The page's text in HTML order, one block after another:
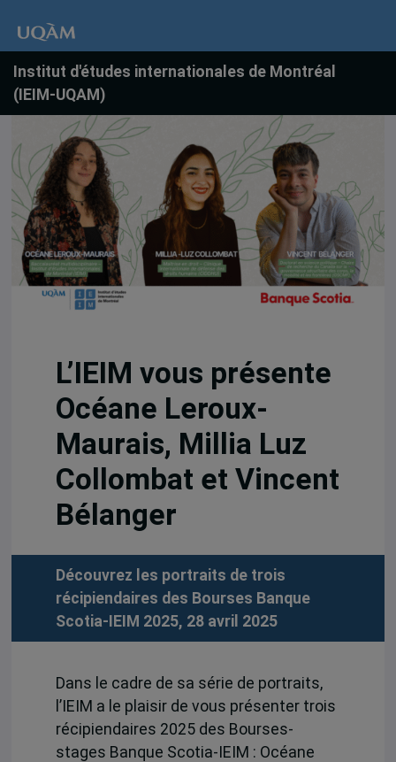
Institut d'études internationales de Montréal
(IEIM-UQAM)
L’IEIM vous présente
Océane Leroux-
Maurais, Millia Luz
Collombat et Vincent
Bélanger
Découvrez les portraits de trois
récipiendaires des Bourses Banque
Scotia-IEIM 2025, 28 avril 2025
Dans le cadre de sa série de portraits,
l’IEIM a le plaisir de vous présenter trois
récipiendaires 2025 des Bourses-
stages Banque Scotia-IEIM : Océane